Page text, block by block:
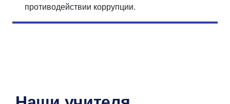
противодействии коррупции.